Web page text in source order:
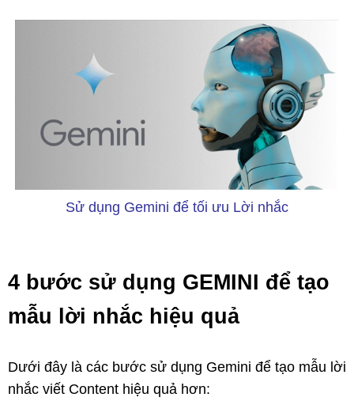
Sử dụng Gemini để tối ưu Lời nhắc
4 bước sử dụng GEMINI để tạo
mẫu lời nhắc hiệu quả
Dưới đây là các bước sử dụng Gemini để tạo mẫu lời
nhắc viết Content hiệu quả hơn: